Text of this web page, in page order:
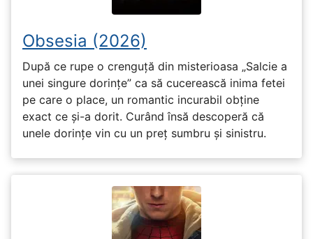
Obsesia (2026)
După ce rupe o crenguță din misterioasa „Salcie a
unei singure dorințe” ca să cucerească inima fetei
pe care o place, un romantic incurabil obține
exact ce și-a dorit. Curând însă descoperă că
unele dorințe vin cu un preț sumbru și sinistru.